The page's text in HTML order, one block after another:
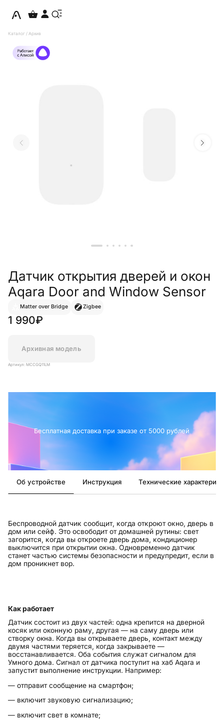
Каталог / Архив
Датчик открытия дверей и окон
Aqara Door and Window Sensor
Matter over Bridge Zigbee
1 990₽
Архивная модель
Артикул: MCCGQ11LM
Бесплатная доставка при заказе от 5000 рублей
Об устройстве Инструкция Технические
Беспроводной датчик сообщит, когда откроют окно, дверь в
дом или сейф. Это освободит от домашней рутины: свет
загорится, когда вы откроете дверь дома, кондиционер
выключится при открытии окна. Одновременно датчик
станет частью системы безопасности и предупредит, если в
дом проникнет вор.
Как работает
Датчик состоит из двух частей: одна крепится на дверной
косяк или оконную раму, другая — на саму дверь или
створку окна. Когда вы открываете дверь, контакт между
двумя частями теряется, когда закрываете —
восстанавливается. Оба события служат сигналом для
Умного дома. Сигнал от датчика поступит на хаб Aqara и
запустит выполнение инструкции. Например:
— отправит сообщение на смартфон;
— включит звуковую сигнализацию;
— включит свет в комнате;